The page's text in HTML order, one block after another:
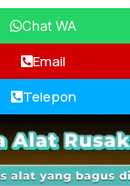
Chat WA
Email
Telepon